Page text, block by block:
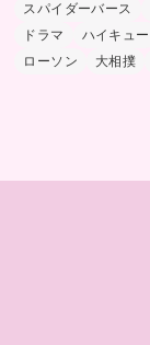
スパイダーバース
ドラマ
ハイキュー
ローソン
大相撲